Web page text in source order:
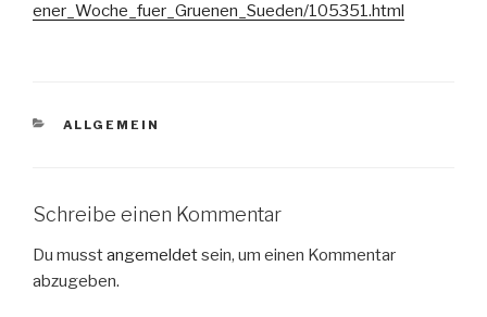
ener_Woche_fuer_Gruenen_Sueden/105351.html
KATEGORIEN
ALLGEMEIN
Schreibe einen Kommentar
Du musstangemeldetsein, um einen Kommentar
abzugeben.